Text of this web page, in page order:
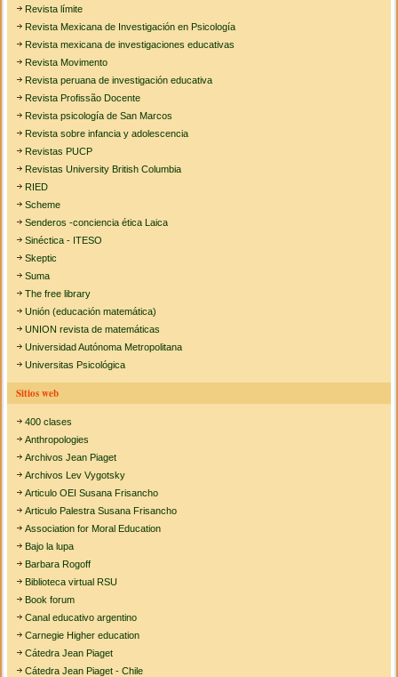
Revista límite
Revista Mexicana de Investigación en Psicología
Revista mexicana de investigaciones educativas
Revista Movimento
Revista peruana de investigación educativa
Revista Profissão Docente
Revista psicología de San Marcos
Revista sobre infancia y adolescencia
Revistas PUCP
Revistas University British Columbia
RIED
Scheme
Senderos -conciencia ética Laica
Sinéctica - ITESO
Skeptic
Suma
The free library
Unión (educación matemática)
UNION revista de matemáticas
Universidad Autónoma Metropolitana
Universitas Psicológica
Sitios web
400 clases
Anthropologies
Archivos Jean Piaget
Archivos Lev Vygotsky
Articulo OEI Susana Frisancho
Articulo Palestra Susana Frisancho
Association for Moral Education
Bajo la lupa
Barbara Rogoff
Biblioteca virtual RSU
Book forum
Canal educativo argentino
Carnegie Higher education
Cátedra Jean Piaget
Cátedra Jean Piaget - Chile